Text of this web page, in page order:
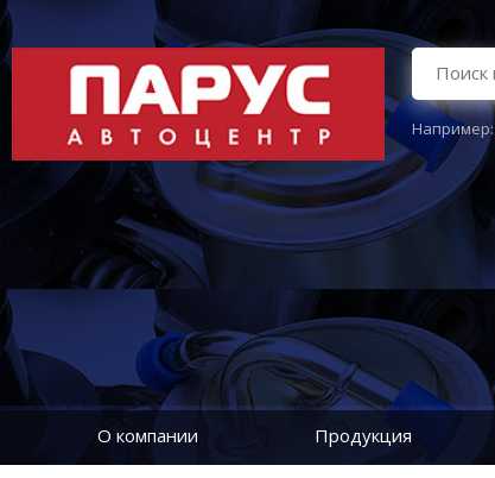
Например:
О компании Продукция